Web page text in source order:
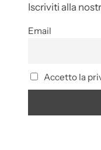
Iscriviti alla
Email
Accetto la